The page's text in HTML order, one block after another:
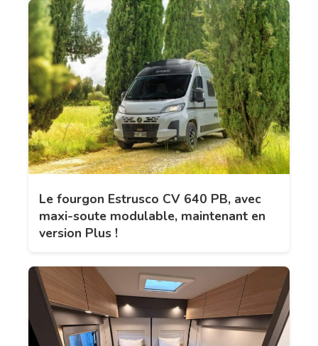
Le fourgon Estrusco CV 640 PB, avec
maxi-soute modulable, maintenant en
version Plus !